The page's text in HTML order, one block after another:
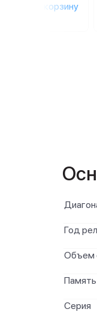
в корзину
Год
Объем
Память
Серия